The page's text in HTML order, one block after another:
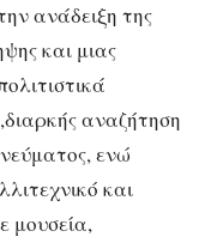
ανάδειξη της
και μιας
αναζήτηση
ενώ
και
μουσεία,